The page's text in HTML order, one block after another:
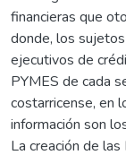
financieras que
donde, los
ejecutivos de
PYMES de cada
costarricense, en
información son
La creación de